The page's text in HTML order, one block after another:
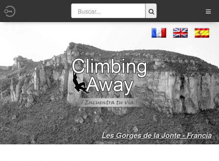
Les Gorges de la Jonte - Francia